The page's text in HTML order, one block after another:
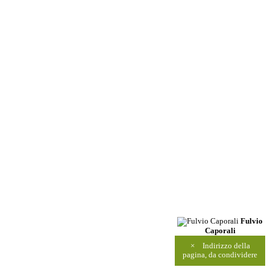
Fulvio
Caporali
×
Indirizzo della
pagina, da condividere